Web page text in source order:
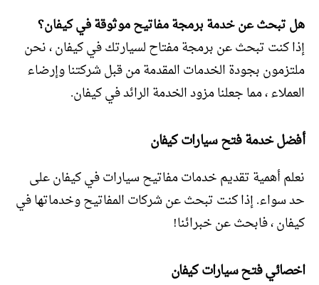
هل تبحث عن خدمة برمجة مفاتيح موثوقة في كيفان؟
إذا كنت تبحث عن برمجة مفتاح لسيارتك في كيفان ، نحن
ملتزمون بجودة الخدمات المقدمة من قبل شركتنا وإرضاء
العملاء ، مما جعلنا مزود الخدمة الرائد في كيفان.
أفضل خدمة فتح سيارات كيفان
نعلم أهمية تقديم خدمات مفاتيح سيارات في كيفان على
حد سواء. إذا كنت تبحث عن شركات المفاتيح وخدماتها في
كيفان ، فابحث عن خبرائنا!
اخصائي فتح سيارات كيفان